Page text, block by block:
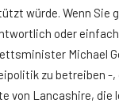
würde. Wenn Sie
oder
Michael
zu betreiben -,
von Lancashire, die